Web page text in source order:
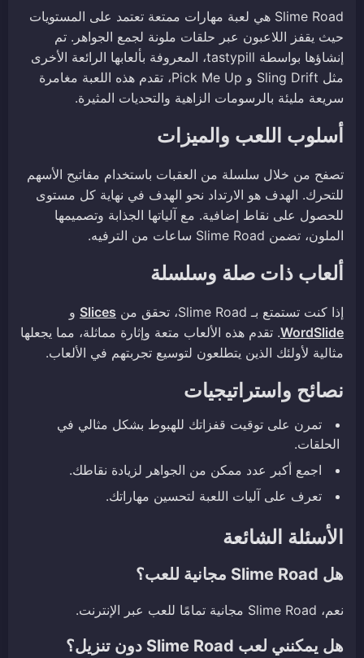
Slime Road هي لعبة مهارات ممتعة تعتمد على المستويات
حيث يقفز اللاعبون عبر حلقات ملونة لجمع الجواهر. تم
إنشاؤها بواسطة tastypill، المعروفة بألعابها الرائعة الأخرى
مثل Sling Drift و Pick Me Up، تقدم هذه اللعبة مغامرة
سريعة مليئة بالرسومات الزاهية والتحديات المثيرة.
أسلوب اللعب والميزات
تصفح من خلال سلسلة من العقبات باستخدام مفاتيح الأسهم
للتحرك. الهدف هو الارتداد نحو الهدف في نهاية كل مستوى
للحصول على نقاط إضافية. مع آلياتها الجذابة وتصميمها
الملون، تضمن Slime Road ساعات من الترفيه.
ألعاب ذات صلة وسلسلة
إذا كنت تستمتع بـ Slime Road، تحقق من Slices و
WordSlide. تقدم هذه الألعاب متعة وإثارة مماثلة، مما يجعلها
مثالية لأولئك الذين يتطلعون لتوسيع تجربتهم في الألعاب.
نصائح واستراتيجيات
تمرن على توقيت قفزاتك للهبوط بشكل مثالي في
الحلقات.
اجمع أكبر عدد ممكن من الجواهر لزيادة نقاطك.
تعرف على آليات اللعبة لتحسين مهاراتك.
الأسئلة الشائعة
هل Slime Road مجانية للعب؟
نعم، Slime Road مجانية تمامًا للعب عبر الإنترنت.
هل يمكنني لعب Slime Road دون تنزيل؟